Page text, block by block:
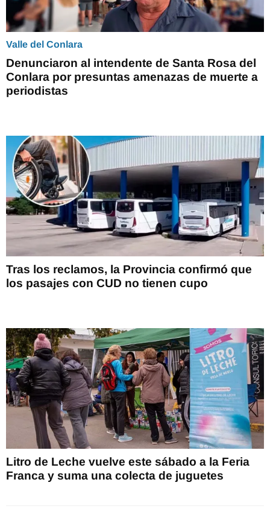
Valle del Conlara
Denunciaron al intendente de Santa Rosa del
Conlara por presuntas amenazas de muerte a
periodistas
Tras los reclamos, la Provincia confirmó que
los pasajes con CUD no tienen cupo
Litro de Leche vuelve este sábado a la Feria
Franca y suma una colecta de juguetes